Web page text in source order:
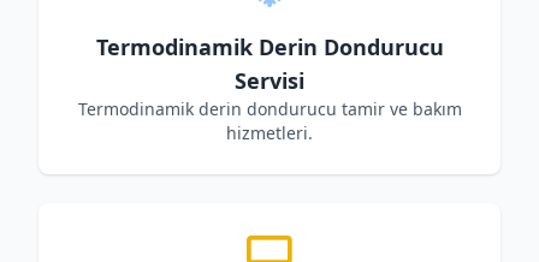
Termodinamik Derin Dondurucu
Servisi
Termodinamik derin dondurucu tamir ve bakım
hizmetleri.